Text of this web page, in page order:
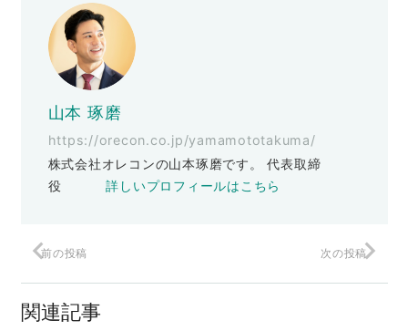
山本 琢磨
https://orecon.co.jp/yamamototakuma/
株式会社オレコンの山本琢磨です。 代表取締
役詳しいプロフィールはこちら
前の投稿 次の投稿
関連記事
ディング ◯◯するだけでCVRが上がる